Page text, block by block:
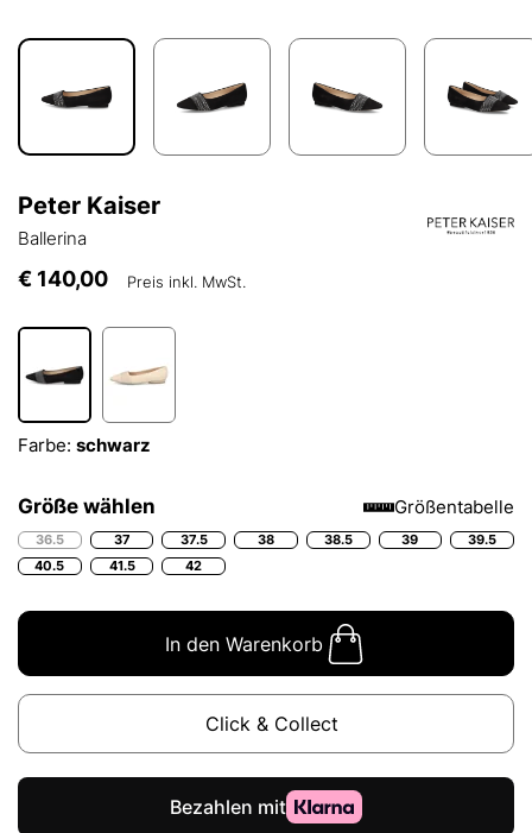
Peter Kaiser
Ballerina
€ 140,00 Preis inkl. MwSt.
Farbe: schwarz
Größe wählen Größentabelle
36.5 37 37.5 38 38.5 39
39.5
40.5
41.5 42
In den Warenkorb
Click & Collect